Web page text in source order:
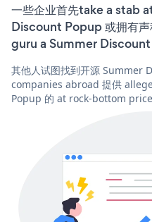
一些企业首先take a stab
Discount Popup 或拥有
guru a Summer Discount
其他人试图找到开源 Summer
companies abroad 提供
Popup 的 at rock-bottom